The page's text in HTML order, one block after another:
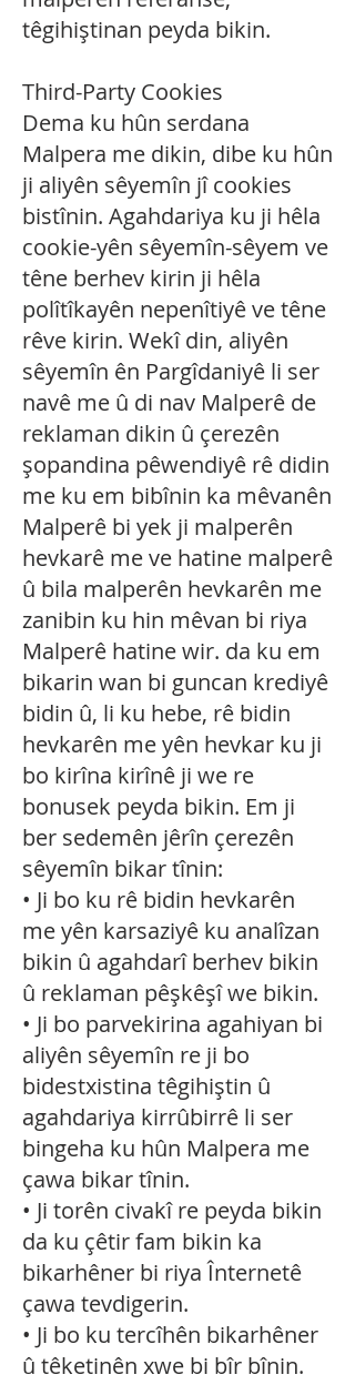
têgihiştinan peyda bikin.
Third-Party Cookies
Dema ku hûn serdana
Malpera me dikin, dibe ku hûn
ji aliyên sêyemîn jî cookies
bistînin. Agahdariya ku ji hêla
cookie-yên sêyemîn-sêyem ve
têne berhev kirin ji hêla
polîtîkayên nepenîtiyê ve têne
rêve kirin. Wekî din, aliyên
sêyemîn ên Pargîdaniyê li ser
navê me û di nav Malperê de
reklaman dikin û çerezên
şopandina pêwendiyê rê didin
me ku em bibînin ka mêvanên
Malperê bi yek ji malperên
hevkarê me ve hatine malperê
û bila malperên hevkarên me
zanibin ku hin mêvan bi riya
Malperê hatine wir. da ku em
bikarin wan bi guncan krediyê
bidin û, li ku hebe, rê bidin
hevkarên me yên hevkar ku ji
bo kirîna kirînê ji we re
bonusek peyda bikin. Em ji
ber sedemên jêrîn çerezên
sêyemîn bikar tînin:
• Ji bo ku rê bidin hevkarên
me yên karsaziyê ku analîzan
bikin û agahdarî berhev bikin
û reklaman pêşkêşî we bikin.
• Ji bo parvekirina agahiyan bi
aliyên sêyemîn re ji bo
bidestxistina têgihiştin û
agahdariya kirrûbirrê li ser
bingeha ku hûn Malpera me
çawa bikar tînin.
• Ji torên civakî re peyda bikin
da ku çêtir fam bikin ka
bikarhêner bi riya Înternetê
çawa tevdigerin.
• Ji bo ku tercîhên bikarhêner
û têketinên xwe bi bîr bînin.